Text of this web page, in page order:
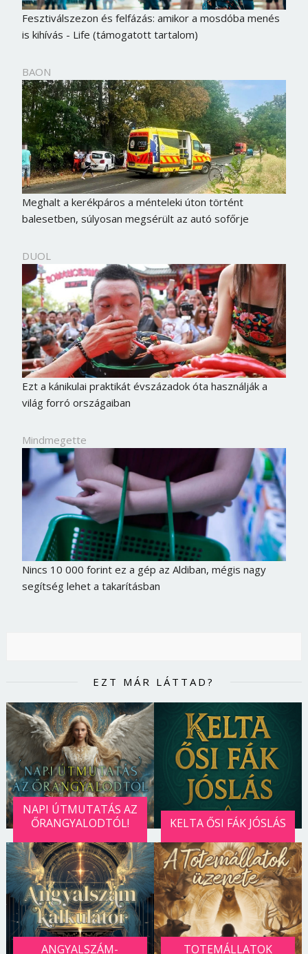
Fesztiválszezon és felfázás: amikor a mosdóba menés
is kihívás - Life (támogatott tartalom)
BAON
Meghalt a kerékpáros a ménteleki úton történt
balesetben, súlyosan megsérült az autó sofőrje
DUOL
Ezt a kánikulai praktikát évszázadok óta használják a
világ forró országaiban
Mindmegette
Nincs 10 000 forint ez a gép az Aldiban, mégis nagy
segítség lehet a takarításban
EZT MÁR LÁTTAD?
NAPI ÚTMUTATÁS AZ
ŐRANGYALODTÓL!
KELTA ŐSI FÁK JÓSLÁS
ANGYALSZÁM-
TOTEMÁLLATOK